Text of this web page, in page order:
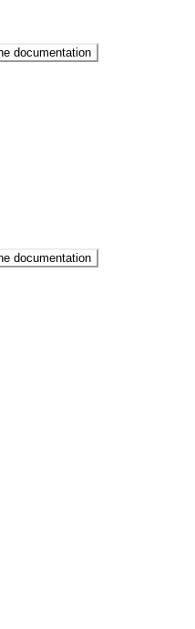
documentation
documentation